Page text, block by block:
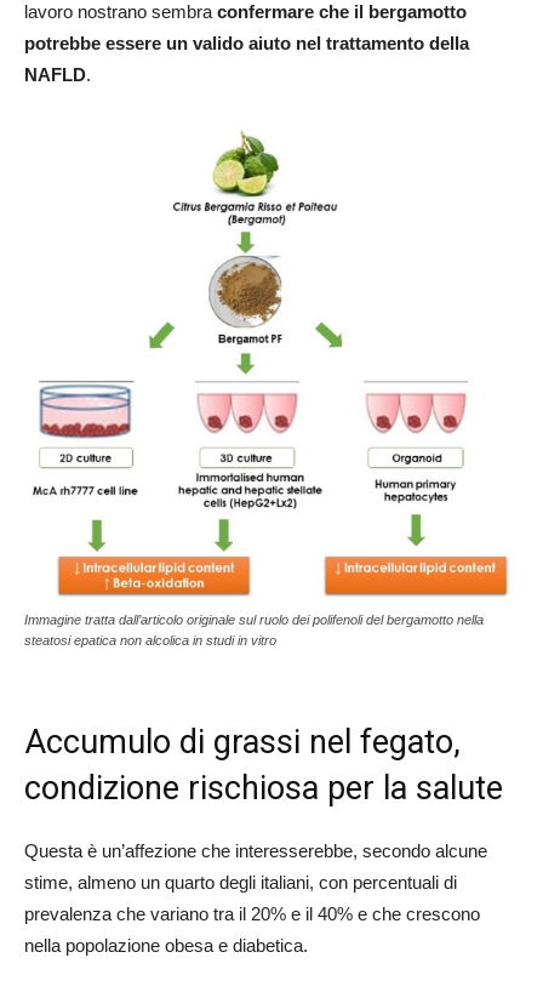
lavoro nostrano sembra confermare che il bergamotto
potrebbe essere un valido aiuto nel trattamento della
NAFLD.
Immagine tratta dall’articolo originale sul ruolo dei polifenoli del bergamotto nella
steatosi epatica non alcolica in studi in vitro
Accumulo di grassi nel fegato,
condizione rischiosa per la salute
Questa è un’affezione che interesserebbe, secondo alcune
stime, almeno un quarto degli italiani, con percentuali di
prevalenza che variano tra il 20% e il 40% e che crescono
nella popolazione obesa e diabetica.